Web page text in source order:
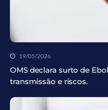
19/05/2026
OMS declara surto de
transmissão e riscos.